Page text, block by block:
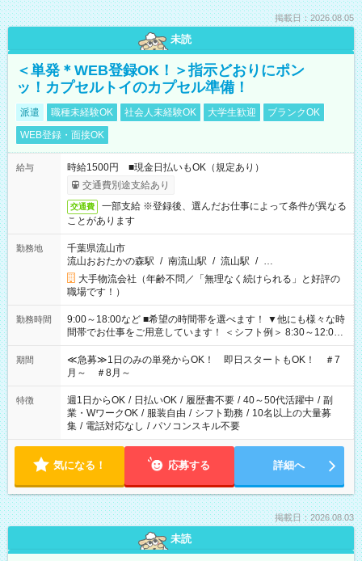
掲載日：2026.08.05
未読
＜単発＊WEB登録OK！＞指示どおりにポン
ッ！カプセルトイのカプセル準備！
派遣 職種未経験OK 社会人未経験OK 大学生歓迎
ブランクOK
WEB登録・面接OK
給与
時給1500円 ■現金日払いもOK（規定あり）
交通費別途支給あり
交通費
一部支給 ※登録後、選んだお仕事によって条件が異なる
ことがあります
勤務地
千葉県流山市
流山おおたかの森駅 / 南流山駅 / 流山駅 / …
大手物流会社（年齢不問／「無理なく続けられる」と好評の
職場です！）
勤務時間
9:00～18:00など ■希望の時間帯を選べます！ ▼他にも様々な時
間帯でお仕事をご用意しています！ ＜シフト例＞ 8:30～12:00
17:00～22:00 13:00～22:00 22:00～翌6:00 など
期間
≪急募≫1日のみの単発からOK！ 即日スタートもOK！ ＃7
月～ ＃8月～
特徴 週1日からOK / 日払いOK / 履歴書不要 / 40～50代活躍中 / 副
業・WワークOK / 服装自由 / シフト勤務 / 10名以上の大量募
集 / 電話対応なし / パソコンスキル不要
気になる！ 応募する 詳細へ
掲載日：2026.08.03
未読